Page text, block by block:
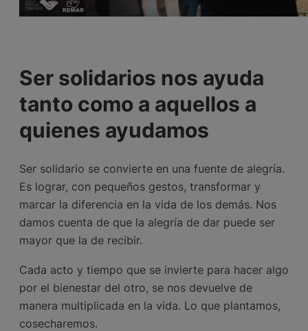
Ser solidarios nos ayuda
tanto como a aquellos a
quienes ayudamos
Ser solidario se convierte en una fuente de alegría.
Es lograr, con pequeños gestos, transformar y
marcar la diferencia en la vida de los demás. Nos
damos cuenta de que la alegría de dar puede ser
mayor que la de recibir.
Cada acto y tiempo que se invierte para hacer algo
por el bienestar del otro, se nos devuelve de
manera multiplicada en la vida. Lo que plantamos,
cosecharemos.